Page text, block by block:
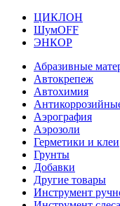
ЦИКЛОН
ШумOFF
ЭНКОР
Абразивные
Автокрепеж
Автохимия
Аэрография
Аэрозоли
Герметики и клеи
Грунты
Добавки
Другие товары
Инструмент